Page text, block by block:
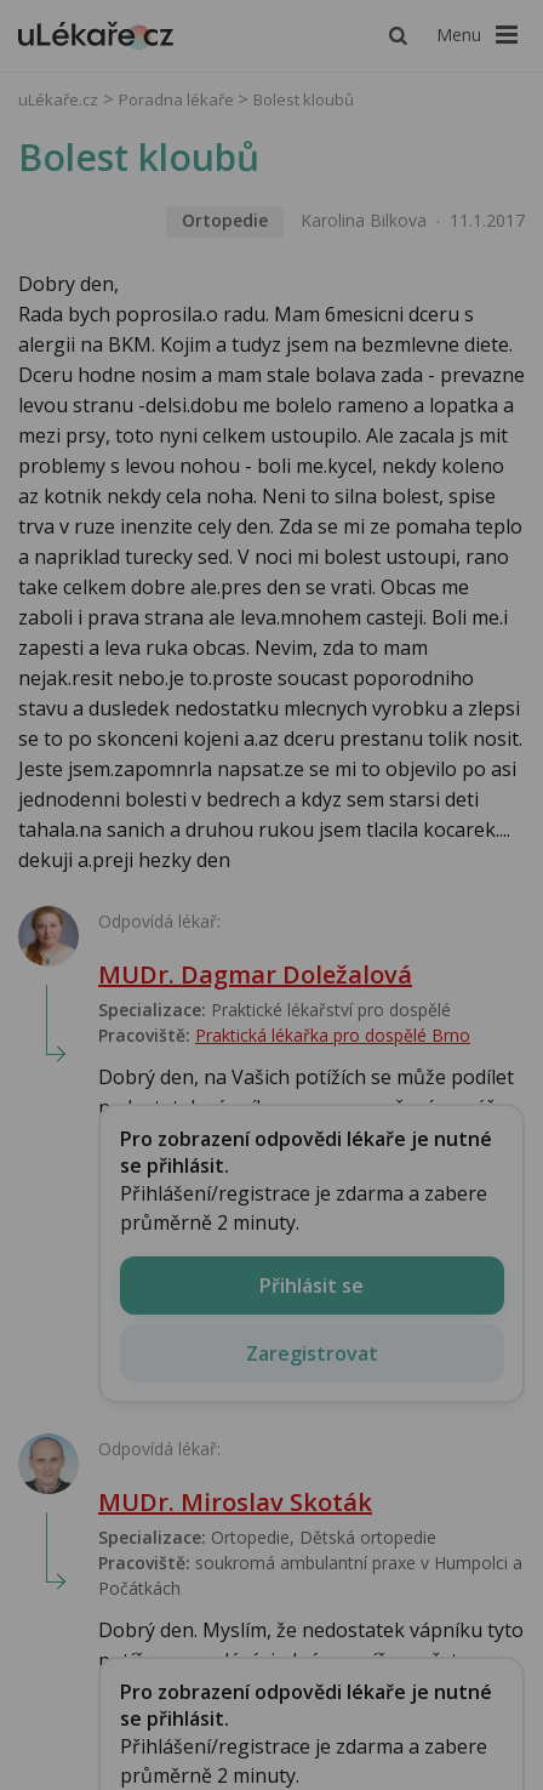
Menu
uLékaře.cz Poradna lékaře Bolest kloubů
Bolest kloubů
Ortopedie Karolina Bilkova 11.1.2017
Dobry den,
Rada bych poprosila.o radu. Mam 6mesicni dceru s
alergii na BKM. Kojim a tudyz jsem na bezmlevne diete.
Dceru hodne nosim a mam stale bolava zada - prevazne
levou stranu -delsi.dobu me bolelo rameno a lopatka a
mezi prsy, toto nyni celkem ustoupilo. Ale zacala js mit
problemy s levou nohou - boli me.kycel, nekdy koleno
az kotnik nekdy cela noha. Neni to silna bolest, spise
trva v ruze inenzite cely den. Zda se mi ze pomaha teplo
a napriklad turecky sed. V noci mi bolest ustoupi, rano
take celkem dobre ale.pres den se vrati. Obcas me
zaboli i prava strana ale leva.mnohem casteji. Boli me.i
zapesti a leva ruka obcas. Nevim, zda to mam
nejak.resit nebo.je to.proste soucast poporodniho
stavu a dusledek nedostatku mlecnych vyrobku a zlepsi
se to po skonceni kojeni a.az dceru prestanu tolik nosit.
Jeste jsem.zapomnrla napsat.ze se mi to objevilo po asi
jednodenni bolesti v bedrech a kdyz sem starsi deti
tahala.na sanich a druhou rukou jsem tlacila kocarek....
dekuji a.preji hezky den
Odpovídá lékař:
MUDr. Dagmar Doležalová
Specializace: Praktické lékařství pro dospělé
Pracoviště: Praktická lékařka pro dospělé Brno
Dobrý den, na Vašich potížích se může podílet
nedostatek vápníku a nerovnoměrné a zvýš...
Pro zobrazení odpovědi lékaře je nutné
se přihlásit.
Přihlášení/registrace je zdarma a zabere
průměrně 2 minuty.
Přihlásit se
Zaregistrovat
Odpovídá lékař:
MUDr. Miroslav Skoták
Specializace: Ortopedie, Dětská ortopedie
Pracoviště: soukromá ambulantní praxe v Humpolci a
Počátkách
Dobrý den. Myslím, že nedostatek vápníku tyto
potíže nevyvolává, jedná se spíše o přet...
Pro zobrazení odpovědi lékaře je nutné
se přihlásit.
Přihlášení/registrace je zdarma a zabere
průměrně 2 minuty.